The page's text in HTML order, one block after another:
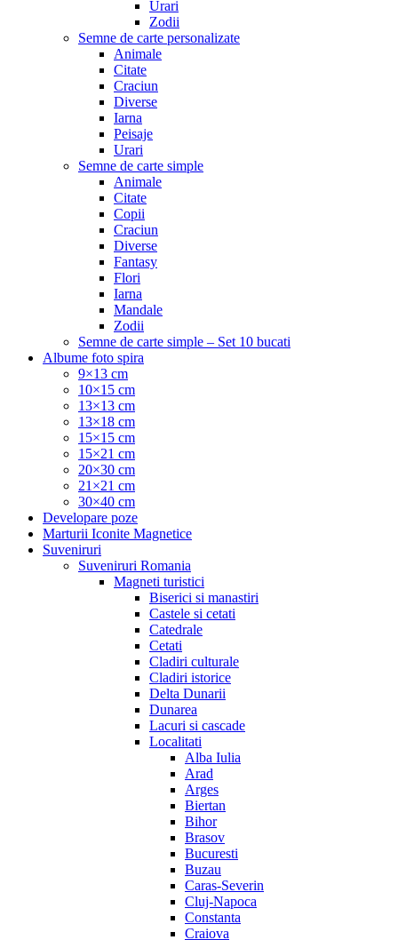
Urari
Zodii
Semne de carte personalizate
Animale
Citate
Craciun
Diverse
Iarna
Peisaje
Urari
Semne de carte simple
Animale
Citate
Copii
Craciun
Diverse
Fantasy
Flori
Iarna
Mandale
Zodii
Semne de carte simple – Set 10 bucati
Albume foto spira
9×13 cm
10×15 cm
13×13 cm
13×18 cm
15×15 cm
15×21 cm
20×30 cm
21×21 cm
30×40 cm
Developare poze
Marturii Iconite Magnetice
Suveniruri
Suveniruri Romania
Magneti turistici
Biserici si manastiri
Castele si cetati
Catedrale
Cetati
Cladiri culturale
Cladiri istorice
Delta Dunarii
Dunarea
Lacuri si cascade
Localitati
Alba Iulia
Arad
Arges
Biertan
Bihor
Brasov
Bucuresti
Buzau
Caras-Severin
Cluj-Napoca
Constanta
Craiova